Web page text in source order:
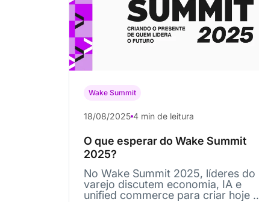
Wake Summit
18/08/2025 4 min de leitura
O que esperar do Wake Summit
2025?
No Wake Summit 2025, líderes do
varejo discutem economia, IA e
unified commerce para criar hoje o